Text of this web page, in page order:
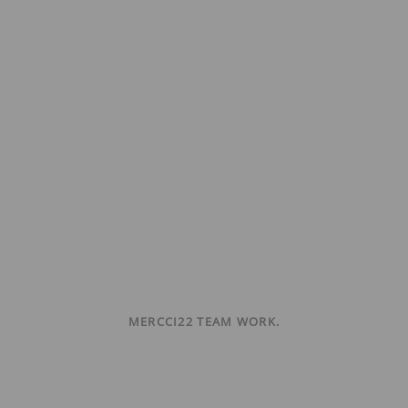
MERCCI22 TEAM WORK.